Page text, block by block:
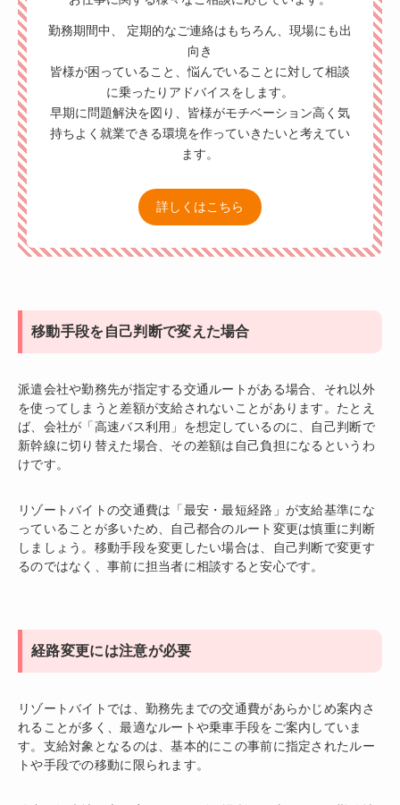
勤務期間中、 定期的なご連絡はもちろん、現場にも出
向き
皆様が困っていること、悩んでいることに対して相談
に乗ったりアドバイスをします。
早期に問題解決を図り、皆様がモチベーション高く気
持ちよく就業できる環境を作っていきたいと考えてい
ます。
詳しくはこちら
移動手段を自己判断で変えた場合
派遣会社や勤務先が指定する交通ルートがある場合、それ以外
を使ってしまうと差額が支給されないことがあります。たとえ
ば、会社が「高速バス利用」を想定しているのに、自己判断で
新幹線に切り替えた場合、その差額は自己負担になるというわ
けです。
リゾートバイトの交通費は「最安・最短経路」が支給基準にな
っていることが多いため、自己都合のルート変更は慎重に判断
しましょう。移動手段を変更したい場合は、自己判断で変更す
るのではなく、事前に担当者に相談すると安心です。
経路変更には注意が必要
リゾートバイトでは、勤務先までの交通費があらかじめ案内さ
れることが多く、最適なルートや乗車手段をご案内していま
す。支給対象となるのは、基本的にこの事前に指定されたルー
トや手段での移動に限られます。